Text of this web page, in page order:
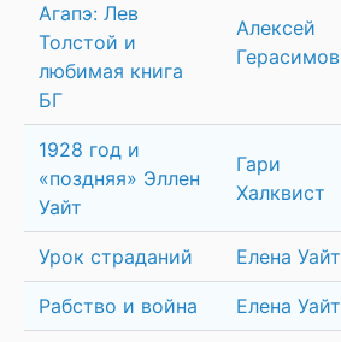
Агапэ: Лев
Толстой и
любимая книга
БГ
Алексей
Герасимов
1928 год и
«поздняя» Эллен
Уайт
Гари
Халквист
Урок страданий Елена Уайт
Рабство и война Елена Уайт